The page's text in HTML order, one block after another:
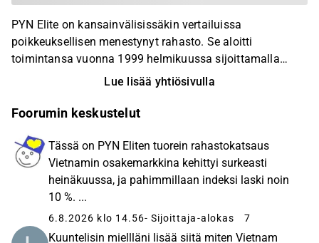
PYN Elite on kansainvälisissäkin vertailuissa
poikkeuksellisen menestynyt rahasto. Se aloitti
toimintansa vuonna 1999 helmikuussa sijoittamalla
Thaimaan pörssiin. Rahaston salkunhoitajana on ollut
osuuden arvo on yli viisikymmenkertaistunut ja
Aasian arvopaperimarkkinoilla PYN Elite on kokenut
sijoittaja. Rahasto on tehnyt sijoituksia Thaimaan lisäksi
Kiinassa, Indonesiassa ja Filippiineillä. Vuodesta 2017
kaikki sijoitukset ovat olleet Vietnamissa. Rahaston
kohdemaa Vietnam on yksi Aasian nopeimmin
kasvavista kansantalouksista. Koronavuosienkin aikana
Lue lisää yhtiösivulla
Foorumin keskustelut
Tässä on PYN Eliten tuorein rahastokatsaus
Vietnamin osakemarkkina kehittyi surkeasti
heinäkuussa, ja pahimmillaan indeksi laski noin
10 %. ...
6.8.2026 klo 14.56- Sijoittaja-alokas 7
Kuuntelisin miellläni lisää siitä miten Vietnam